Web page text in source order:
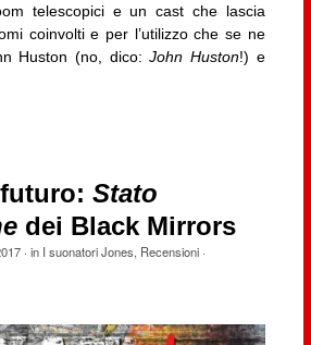
telescopici e un cast che lascia
coinvolti e per l’utilizzo che se ne
Huston (no, dico:John Huston!) e
Stato
dei Black Mirrors
· in I suonatori Jones, Recensioni·